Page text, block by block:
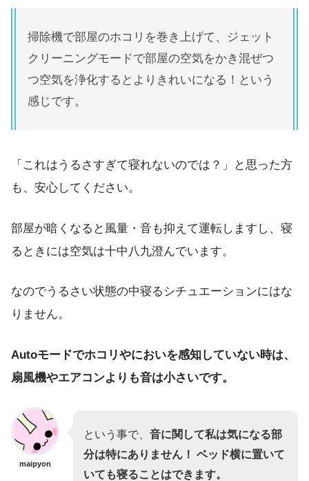
掃除機で部屋のホコリを巻き上げて、ジェット
クリーニングモードで部屋の空気をかき混ぜつ
つ空気を浄化するとよりきれいになる！という
感じです。
「これはうるさすぎて寝れないのでは？」と思った方
も、安心してください。
部屋が暗くなると風量・音も抑えて運転しますし、寝
るときには空気は十中八九澄んでいます。
なのでうるさい状態の中寝るシチュエーションにはな
りません。
Autoモードでホコリやにおいを感知していない時は、
扇風機やエアコンよりも音は小さいです。
maipyon
という事で、 音に関して私は気になる部
分は特にありません！ ベッド横に置いて
いても寝ることはできます。